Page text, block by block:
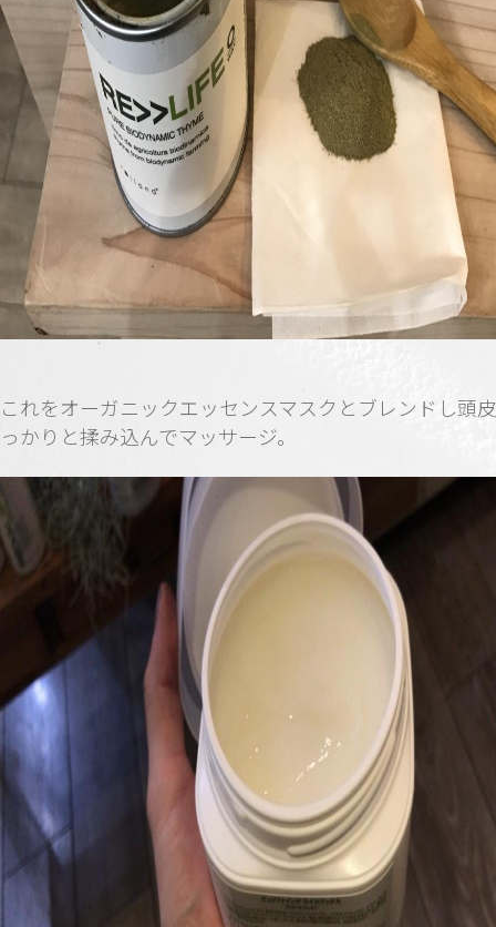
これをオーガニックエッセンスマスクとブレンドし頭
っかりと揉み込んでマッサージ。